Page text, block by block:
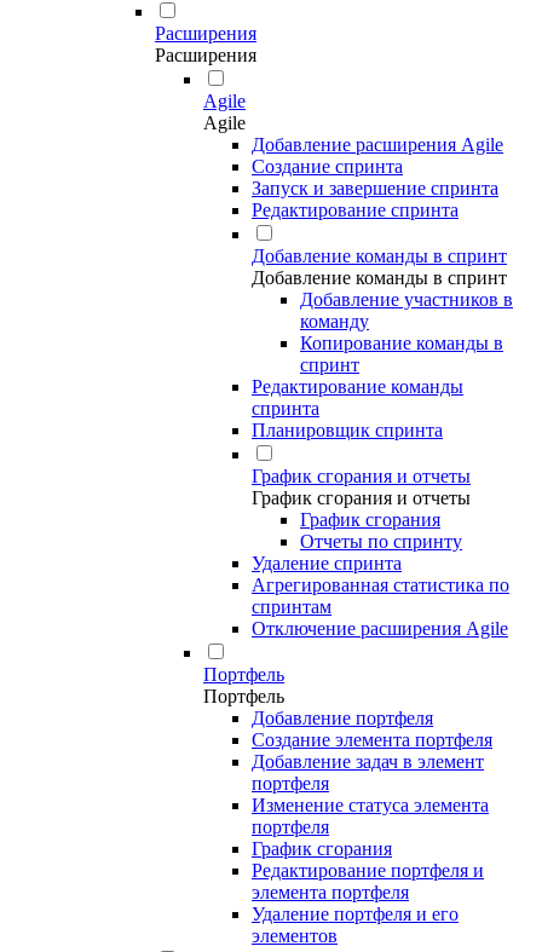
Расширения
Расширения
Agile
Agile
Добавление расширения Agile
Создание спринта
Запуск и завершение спринта
Редактирование спринта
Добавление команды в спринт
Добавление команды в спринт
Добавление участников в
команду
Копирование команды в
спринт
Редактирование команды
спринта
Планировщик спринта
График сгорания и отчеты
График сгорания и отчеты
График сгорания
Отчеты по спринту
Удаление спринта
Агрегированная статистика по
спринтам
Отключение расширения Agile
Портфель
Портфель
Добавление портфеля
Создание элемента портфеля
Добавление задач в элемент
портфеля
Изменение статуса элемента
портфеля
График сгорания
Редактирование портфеля и
элемента портфеля
Удаление портфеля и его
элементов